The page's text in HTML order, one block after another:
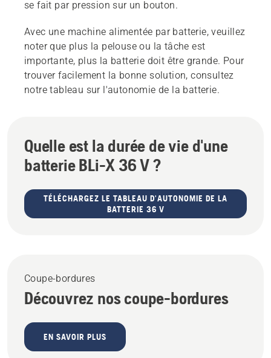
se fait par pression sur un bouton.
Avec une machine alimentée par batterie, veuillez
noter que plus la pelouse ou la tâche est
importante, plus la batterie doit être grande. Pour
trouver facilement la bonne solution, consultez
notre tableau sur l'autonomie de la batterie.
Quelle est la durée de vie d'une
batterie BLi-X 36 V ?
TÉLÉCHARGEZ LE TABLEAU D'AUTONOMIE DE LA
BATTERIE 36 V
Coupe-bordures
Découvrez nos coupe-bordures
EN SAVOIR PLUS